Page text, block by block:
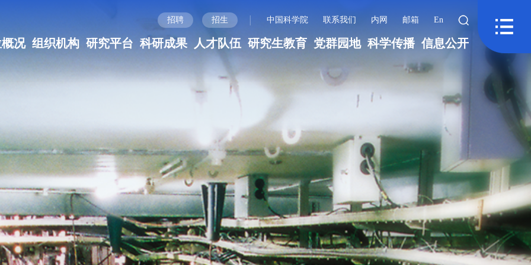
招聘 招生 | 中国科学院 联系我们 内网 邮箱 En
况 组织机构 研究平台 科研成果 人才队伍 研究生教育 党群园地 科学传播 信息公开